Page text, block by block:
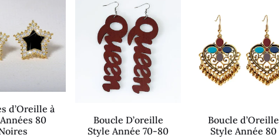
d’Oreille à
80
Boucle D’oreille
Style Année 70-80
Boucle d’Oreille
Style Année 80